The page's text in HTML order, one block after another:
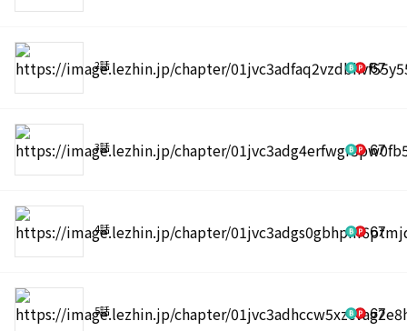
2話 67
3話 67
4話 67
5話 67